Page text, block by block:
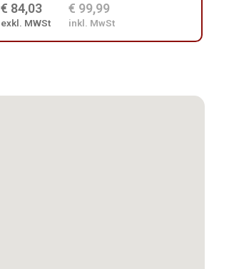
€ 84,03
exkl. MWSt
€ 99,99
inkl. MwSt